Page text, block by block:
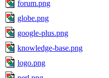
forum.png
globe.png
google-plus.png
knowledge-base.png
logo.png